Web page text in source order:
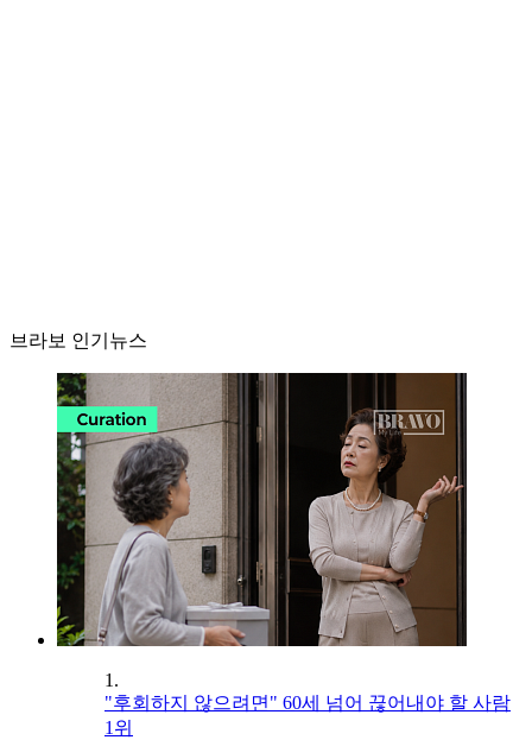
브라보 인기뉴스
1.
"후회하지 않으려면" 60세 넘어 끊어내야 할 사람
1위